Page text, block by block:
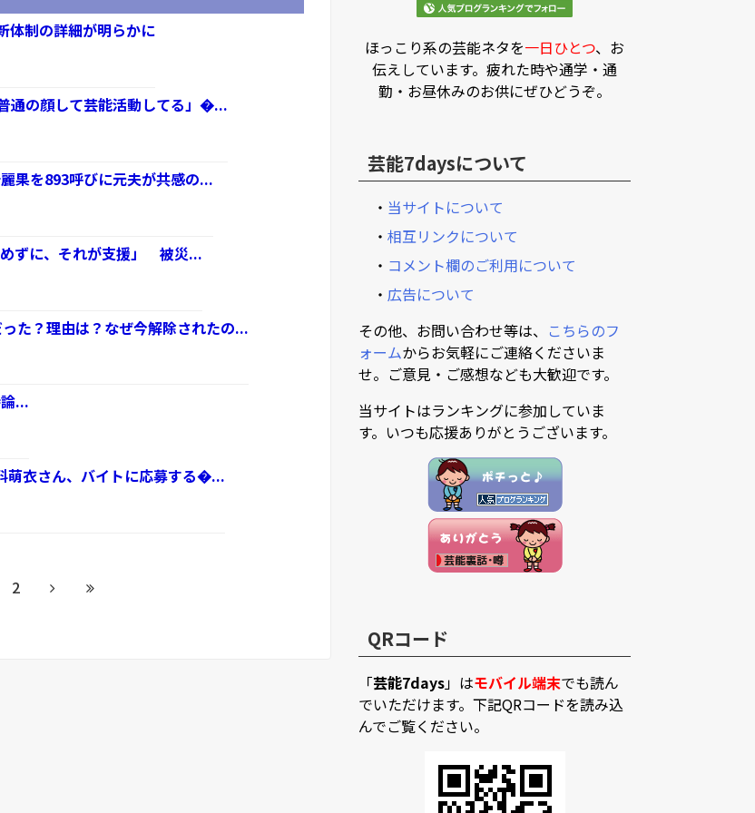
体制の詳細が明らかに
通の顔して芸能活動してる」�...
果を893呼びに元夫が共感の...
ずに、それが支援」 被災...
た？理由は？なぜ今解除されたの...
...
萌衣さん、バイトに応募する�...
2
ほっこり系の芸能ネタを一日ひとつ、お
伝えしています。疲れた時や通学・通
勤・お昼休みのお供にぜひどうぞ。
芸能7daysについて
・ 当サイトについて
・ 相互リンクについて
・ コメント欄のご利用について
・ 広告について
その他、お問い合わせ等は、 こちらのフ
ォームからお気軽にご連絡くださいま
せ。ご意見・ご感想なども大歓迎です。
当サイトはランキングに参加していま
す。いつも応援ありがとうございます。
QRコード
「芸能7days」はモバイル端末でも読ん
でいただけます。下記QRコードを読み込
んでご覧ください。